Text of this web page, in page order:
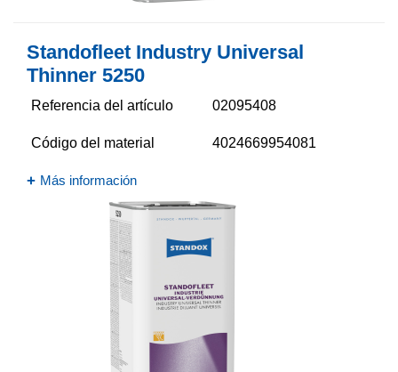
Standofleet Industry Universal
Thinner 5250​
Referencia del artículo 02095408
Código del material 4024669954081
Más información